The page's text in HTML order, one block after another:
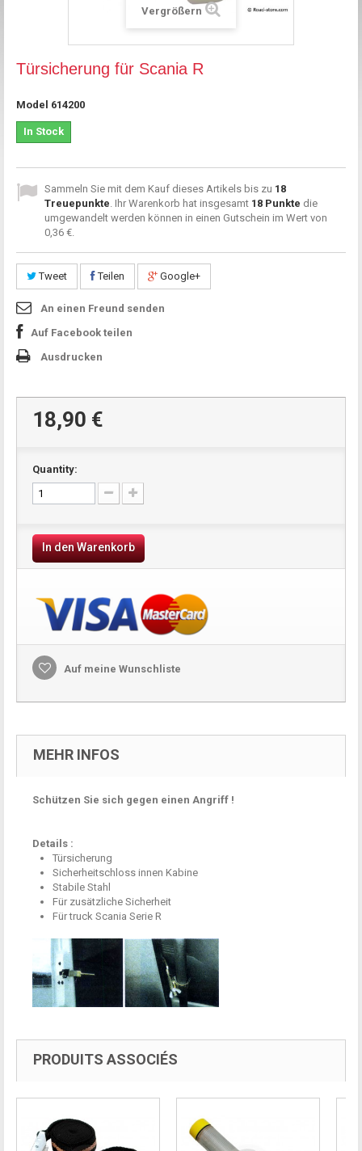
Vergrößern
Türsicherung für Scania R
Model 614200
In Stock
Sammeln Sie mit dem Kauf dieses Artikels bis zu 18
Treuepunkte . Ihr Warenkorb hat insgesamt 18 Punkte die
umgewandelt werden können in einen Gutschein im Wert von
0,36 €
Tweet Teilen Google+
An einen Freund senden
Auf Facebook teilen
Ausdrucken
18,90 €
Quantity:
In den Warenkorb
Auf meine Wunschliste
MEHR INFOS
Schützen Sie sich gegen einen Angriff !
Details :
Türsicherung
Sicherheitschloss innen Kabine
Stabile Stahl
Für zusätzliche Sicherheit
Fürtruck Scania Serie R
PRODUITS ASSOCIÉS